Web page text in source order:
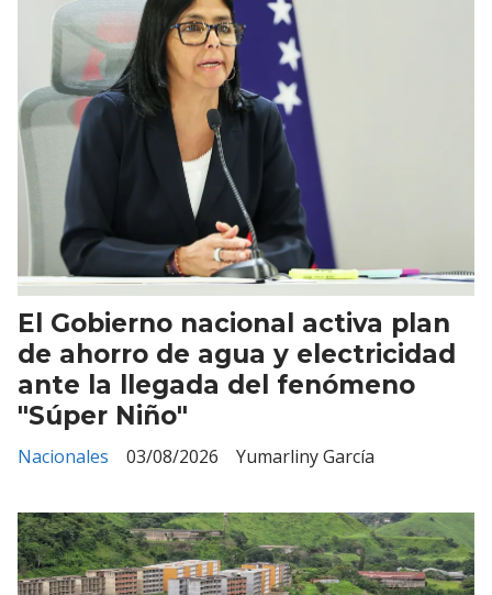
El Gobierno nacional activa plan
de ahorro de agua y electricidad
ante la llegada del fenómeno
"Súper Niño"
Yumarliny García
Nacionales 03/08/2026